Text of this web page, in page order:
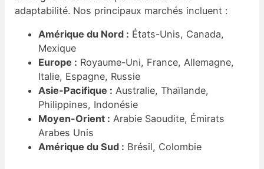
adaptabilité. Nos principaux marchés incluent :
Amérique du Nord : États-Unis, Canada,
Mexique
Europe : Royaume-Uni, France, Allemagne,
Italie, Espagne, Russie
Asie-Pacifique : Australie, Thaïlande,
Philippines, Indonésie
Moyen-Orient : Arabie Saoudite, Émirats
Arabes Unis
Amérique du Sud : Brésil, Colombie